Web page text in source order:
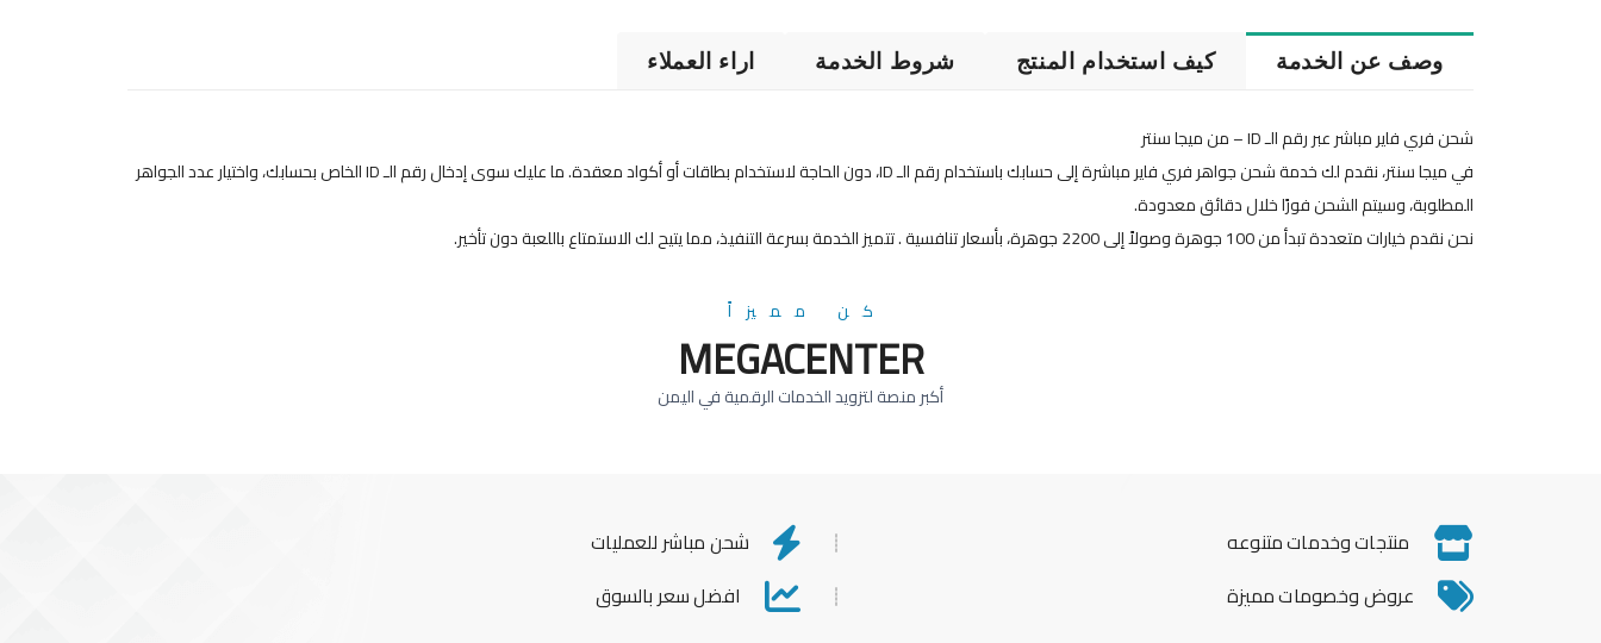
وصف عن الخدمة كيف استخدام المنتج شروط الخدمة اراء العملاء
شحن فري فاير مباشر عبر رقم الـ ID – من ميجا سنتر
في ميجا سنتر، نقدم لك خدمة شحن جواهر فري فاير مباشرة إلى حسابك باستخدام رقم الـ ID، دون الحاجة لاستخدام بطاقات أو أكواد معقدة. ما عليك سوى إدخال رقم الـ ID الخاص بحسابك، واختيار عدد الجواهر
المطلوبة، وسيتم الشحن فورًا خلال دقائق معدودة.​
نحن نقدم خيارات متعددة تبدأ من 100 جوهرة وصولاً إلى 2200 جوهرة، بأسعار تنافسية . تتميز الخدمة بسرعة التنفيذ، مما يتيح لك الاستمتاع باللعبة دون تأخير.​
كن مميزاً
MEGACENTER
أكبر منصة لتزويد الخدمات الرقمية في اليمن
منتجات وخدمات متنوعه
شحن مباشر للعمليات
عروض وخصومات مميزة
افضل سعر بالسوق